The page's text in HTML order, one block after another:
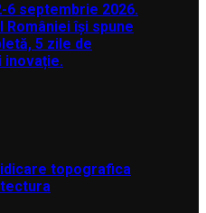
6 septembrie 2026.
își spune
5 zile de
inovație.
topografica